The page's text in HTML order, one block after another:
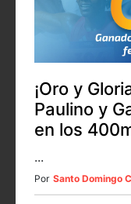
¡Oro y
Paulino y
en los
...
Por Santo Domingo